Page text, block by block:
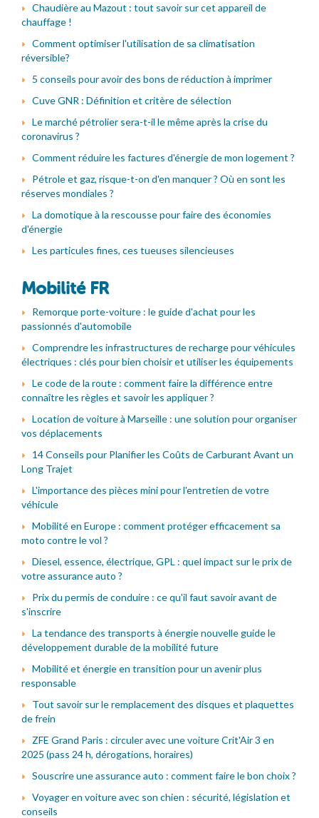
Chaudière au Mazout : tout savoir sur cet appareil de
chauffage !
Comment optimiser l'utilisation de sa climatisation
réversible?
5 conseils pour avoir des bons de réduction à imprimer
Cuve GNR : Définition et critère de sélection
Le marché pétrolier sera-t-il le même après la crise du
coronavirus ?
Comment réduire les factures d'énergie de mon logement ?
Pétrole et gaz, risque-t-on d'en manquer ? Où en sont les
réserves mondiales ?
La domotique à la rescousse pour faire des économies
d'énergie
Les particules fines, ces tueuses silencieuses
Mobilité FR
Remorque porte-voiture : le guide d'achat pour les
passionnés d'automobile
Comprendre les infrastructures de recharge pour véhicules
électriques : clés pour bien choisir et utiliser les équipements
Le code de la route : comment faire la différence entre
connaître les règles et savoir les appliquer ?
Location de voiture à Marseille : une solution pour organiser
vos déplacements
14 Conseils pour Planifier les Coûts de Carburant Avant un
Long Trajet
L'importance des pièces mini pour l'entretien de votre
véhicule
Mobilité en Europe : comment protéger efficacement sa
moto contre le vol ?
Diesel, essence, électrique, GPL : quel impact sur le prix de
votre assurance auto ?
Prix du permis de conduire : ce qu'il faut savoir avant de
s'inscrire
La tendance des transports à énergie nouvelle guide le
développement durable de la mobilité future
Mobilité et énergie en transition pour un avenir plus
responsable
Tout savoir sur le remplacement des disques et plaquettes
de frein
ZFE Grand Paris : circuler avec une voiture Crit'Air 3 en
2025 (pass 24 h, dérogations, horaires)
Souscrire une assurance auto : comment faire le bon choix ?
Voyager en voiture avec son chien : sécurité, législation et
conseils